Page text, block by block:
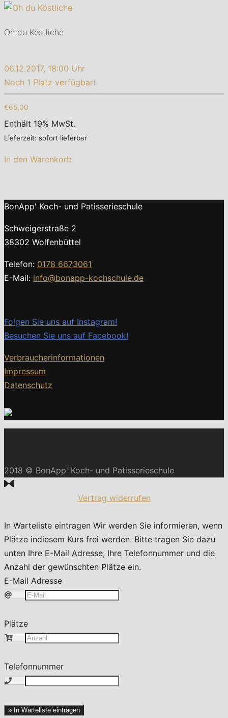
Oh du Köstliche
06.12.2017, 18:00 Uhr
Noch 1 Platz verfügbar!
€65,00
Enthält 19% MwSt.
Lieferzeit: sofort lieferbar
In den Warenkorb
BonApp' Koch- und Patisserieschule
Schweigerstraße 2
38302 Wolfenbüttel
Telefon: 0178 6673061
E-Mail: info@bonapp-kochschule.de
Folgen Sie uns auf Instagram!
Besuchen Sie uns auf Facebook!
Verbraucherinformationen
Impressum
Datenschutz
2018 © BonApp' Koch- und Patisserieschule
Vertrag widerrufen
In Warteliste eintragen Wir werden Sie informieren, wenn
Plätze indiesem Kurs frei werden. Bitte tragen Sie dazu
unten Ihre E-Mail Adresse, Ihre Telefonnummer und die
Anzahl der gewünschten Plätze ein.
E-Mail Adresse
Plätze
Telefonnummer
» In Warteliste eintragen